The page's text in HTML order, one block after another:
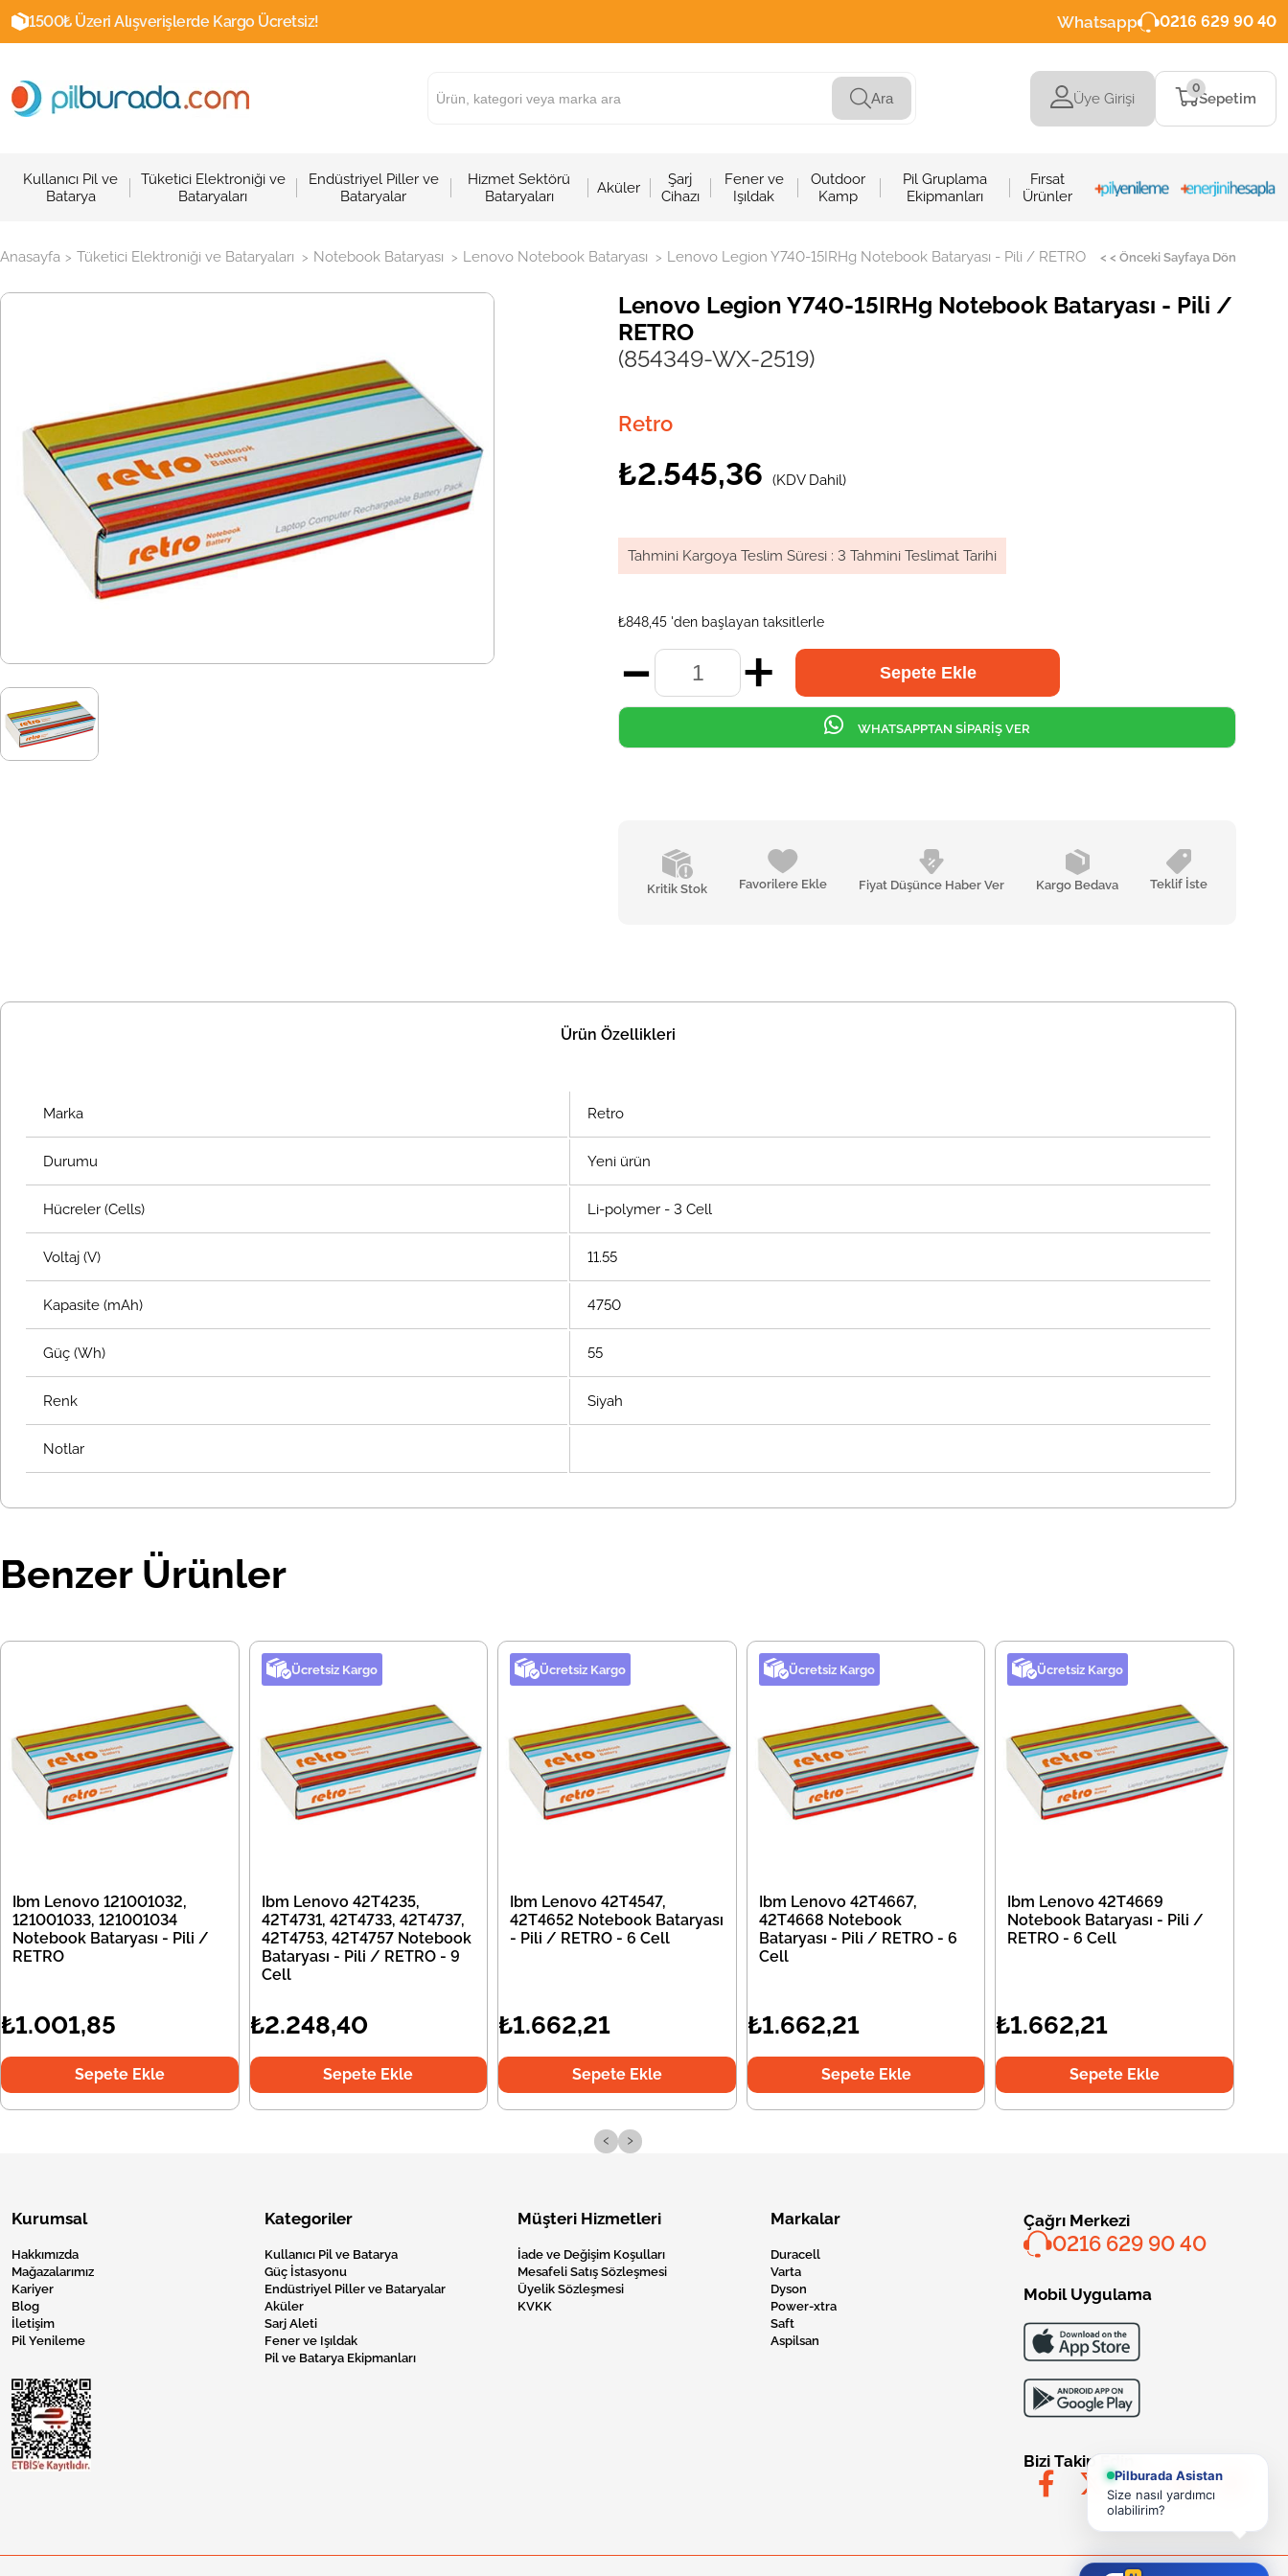
1500₺ Üzeri Alışverişlerde Kargo Ücretsiz! Whatsapp 0216 629 90 40
Ara Üye Girişi Sepetim
0
Kullanıcı Pil ve
Batarya
Tüketici Elektroniği ve
Bataryaları
Endüstriyel Piller ve
Bataryalar
Hizmet Sektörü
Bataryaları
Aküler
Şarj
Cihazı
Fener ve
Işıldak
Outdoor
Kamp
Pil Gruplama
Ekipmanları
Fırsat
Ürünler
Anasayfa > Tüketici Elektroniği ve Bataryaları > Notebook Bataryası > Lenovo Notebook Bataryası > Lenovo Legion Y740-15IRHg Notebook Bataryası - Pili / RETRO < < Önceki Sayfaya Dön
Lenovo Legion Y740-15IRHg Notebook Bataryası - Pili /
RETRO
(854349-WX-2519)
Retro
₺2.545,36 (KDV Dahil)
Tahmini Kargoya Teslim Süresi : 3 Tahmini Teslimat Tarihi
₺848,45 'den başlayan taksitlerle
Kritik Stok Favorilere Ekle Fiyat Düşünce Haber Ver Kargo Bedava Teklif İste
WHATSAPPTAN SİPARİŞ VER
Ürün Özellikleri
Marka Retro
Durumu Yeni ürün
Hücreler (Cells) Li-polymer - 3 Cell
Voltaj (V) 11.55
Kapasite (mAh) 4750
Güç (Wh) 55
Renk Siyah
Notlar
Benzer Ürünler
Ibm Lenovo 121001032,
121001033, 121001034
Notebook Bataryası - Pili /
RETRO
₺1.001,85
Sepete Ekle
Ücretsiz Kargo
Ibm Lenovo 42T4235,
42T4731, 42T4733, 42T4737,
42T4753, 42T4757 Notebook
Bataryası - Pili / RETRO - 9
Cell
₺2.248,40
Sepete Ekle
Ücretsiz Kargo
Ibm Lenovo 42T4547,
42T4652 Notebook Bataryası
- Pili / RETRO - 6 Cell
₺1.662,21
Sepete Ekle
Ücretsiz Kargo
Ibm Lenovo 42T4667,
42T4668 Notebook
Bataryası - Pili / RETRO - 6
Cell
₺1.662,21
Sepete Ekle
Ücretsiz Kargo
Ibm Lenovo 42T4669
Notebook Bataryası - Pili /
RETRO - 6 Cell
₺1.662,21
Sepete Ekle
‹ ›
Kurumsal
Hakkımızda
Mağazalarımız
Kariyer
Blog
İletişim
Pil Yenileme
Kategoriler
Kullanıcı Pil ve Batarya
Güç İstasyonu
Endüstriyel Piller ve Bataryalar
Aküler
Sarj Aleti
Fener ve Işıldak
Pil ve Batarya Ekipmanları
Müşteri Hizmetleri
İade ve Değişim Koşulları
Mesafeli Satış Sözleşmesi
Üyelik Sözleşmesi
KVKK
Markalar
Duracell
Varta
Dyson
Power-xtra
Saft
Aspilsan
Çağrı Merkezi
0216 629 90 40
Mobil Uygulama
Bizi Takip Edin
Pilburada Asistan
Size nasıl yardımcı
olabilirim?